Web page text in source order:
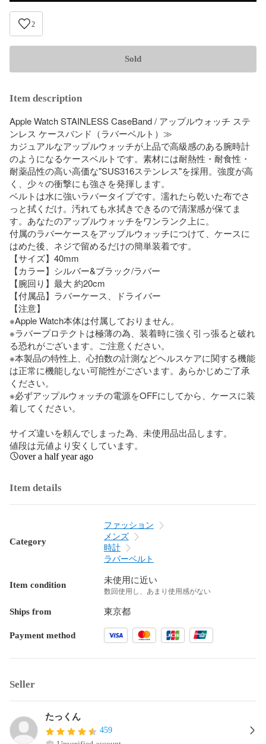
2
Sold
Item description
Apple Watch STAINLESS CaseBand / アップルウォッチ ステ
ンレス ケースバンド（ラバーベルト）≫
カジュアルなアップルウォッチが上品で高級感のある腕時計
のようになるケースベルトです。素材には耐熱性・耐食性・
耐薬品性の高い高価な"SUS316ステンレス"を採用。強度が高
く、少々の衝撃にも強さを発揮します。
ベルトは水に強いラバータイプです。濡れたら乾いた布でさ
っと拭くだけ。汚れても水拭きできるので清潔感が保てま
す。あなたのアップルウォッチをワンランク上に。
付属のラバーケースをアップルウォッチにつけて、ケースに
はめた後、ネジで留めるだけの簡単装着です。
【サイズ】40mm
【カラー】シルバー&ブラック/ラバー
【腕回り】最大 約20cm
【付属品】ラバーケース、ドライバー
【注意】
※Apple Watch本体は付属しておりません。
※ラバープロテクトは極薄の為、装着時に強く引っ張ると破れ
る恐れがございます。ご注意ください。
※本製品の特性上、心拍数の計測などヘルスケアに関する機能
は正常に機能しない可能性がございます。あらかじめご了承
ください。
※必ずアップルウォッチの電源をOFFにしてから、ケースに装
着してください。
サイズ違いを頼んでしまった為、未使用品出品します。
値段は元値より安くしています。
over a half year ago
Item details
Category
ファッション
メンズ
時計
ラバーベルト
Item condition 未使用に近い
数回使用し、あまり使用感がない
Ships from 東京都
Payment method
Seller
たっくん
459